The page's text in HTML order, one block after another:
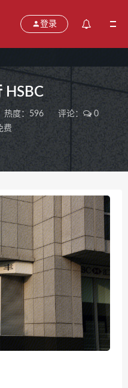
登录
HSBC
热度：596 评论：
0
费